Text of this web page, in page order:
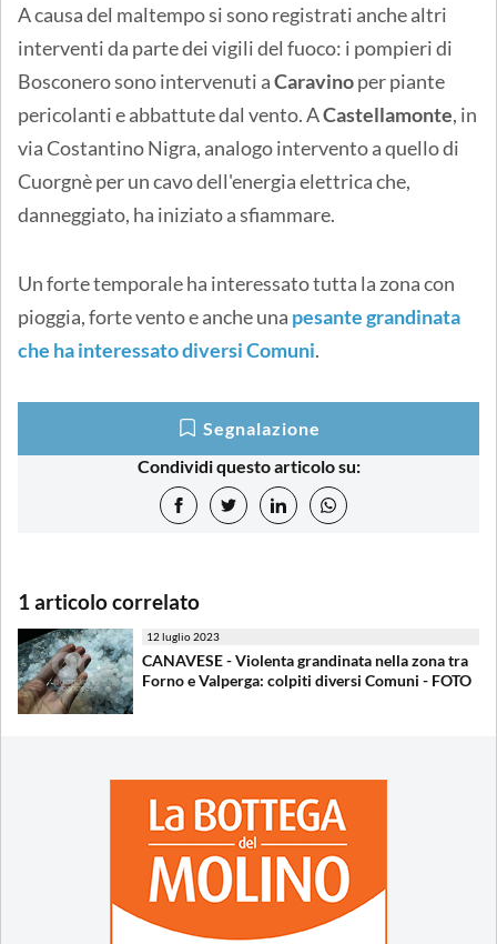
A causa del maltempo si sono registrati anche altri
interventi da parte dei vigili del fuoco: i pompieri di
Bosconero sono intervenuti aCaravinoper piante
pericolanti e abbattute dal vento. ACastellamonte, in
via Costantino Nigra, analogo intervento a quello di
Cuorgnè per un cavo dell'energia elettrica che,
danneggiato, ha iniziato a sfiammare.
Un forte temporale ha interessato tutta la zona con
pioggia, forte vento e anche una pesante grandinata
che ha interessato diversi Comuni.
Segnalazione
Condividi questo articolo su:
1 articolo correlato
12 luglio 2023
CANAVESE - Violenta grandinata nella zona tra
Forno e Valperga: colpiti diversi Comuni - FOTO